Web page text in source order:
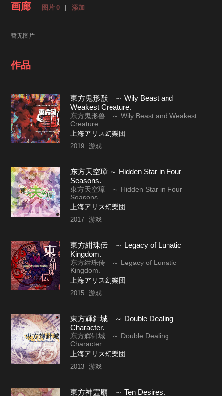
画廊 图片 0 添加
暂无图片
作品
東方鬼形獣 ～ Wily Beast and
Weakest Creature.
东方鬼形兽 ～ Wily Beast and Weakest
Creature.
上海アリス幻樂団
2019 游戏
东方天空璋 ～ Hidden Star in Four
Seasons.
東方天空璋 ～ Hidden Star in Four
Seasons.
上海アリス幻樂団
2017 游戏
東方紺珠伝 ～ Legacy of Lunatic
Kingdom.
东方绀珠传 ～ Legacy of Lunatic
Kingdom.
上海アリス幻樂団
2015 游戏
東方輝針城 ～ Double Dealing
Character.
东方辉针城 ～ Double Dealing
Character.
上海アリス幻樂団
2013 游戏
東方神霊廟 ～ Ten Desires.